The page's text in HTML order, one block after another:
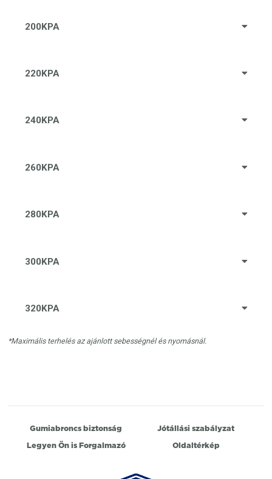
200KPA
220KPA
240KPA
260KPA
280KPA
300KPA
320KPA
*Maximális terhelés az ajánlott sebességnél és nyomásnál.
Gumiabroncs biztonság
Jótállási szabályzat
Legyen Ön is Forgalmazó
Oldaltérkép